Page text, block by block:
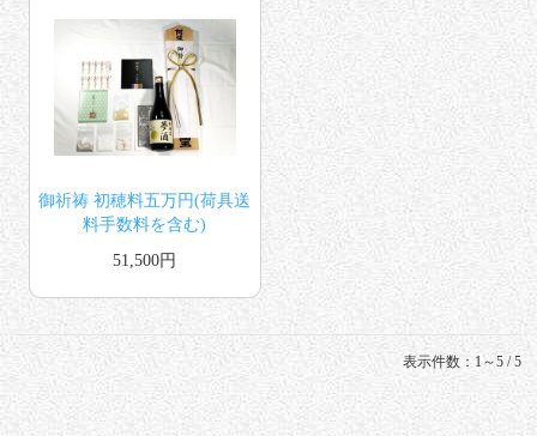
御祈祷 初穂料五万円(荷具送
料手数料を含む)
51,500円
表示件数：1～5 / 5